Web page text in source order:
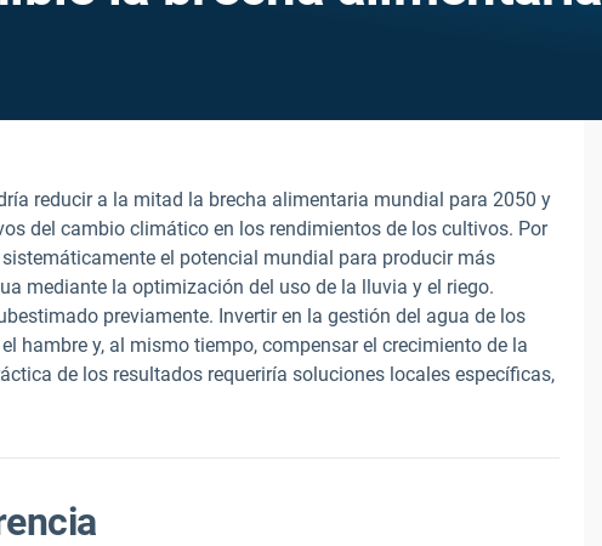
reducir a la mitad la brecha alimentaria mundial para 2050 y
del cambio climático en los rendimientos de los cultivos. Por
el potencial mundial para producir más
mediante la optimización del uso de la lluvia y el riego.
previamente. Invertir en la gestión del agua de los
hambre y, al mismo tiempo, compensar el crecimiento de la
de los resultados requeriría soluciones locales específicas,